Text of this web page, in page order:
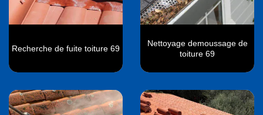
Recherche de fuite toiture 69
Nettoyage demoussage de
toiture 69